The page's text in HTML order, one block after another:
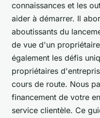
connaissances et les
aider à démarrer. Il
aboutissants du
de vue d'un
également les défis
propriétaires
cours de route. Nous
financement de votre
service clientèle. Ce